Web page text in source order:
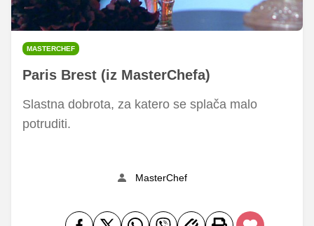
MASTERCHEF
Paris Brest (iz MasterChefa)
Slastna dobrota, za katero se splača malo
potruditi.
MasterChef